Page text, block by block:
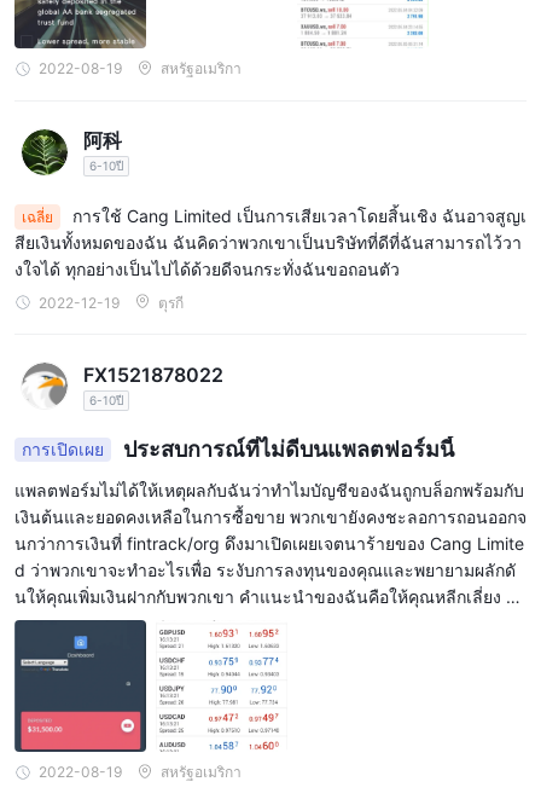
2022-08-19 สหรัฐอเมริกา
阿科
6-10ปี
เฉลี่ย
การใช้ Cang Limited เป็นการเสียเวลาโดยสิ้นเชิง ฉันอาจสูญเ
สียเงินทั้งหมดของฉัน ฉันคิดว่าพวกเขาเป็นบริษัทที่ดีที่ฉันสามารถไว้วา
งใจได้ ทุกอย่างเป็นไปได้ด้วยดีจนกระทั่งฉันขอถอนตัว
2022-12-19 ตุรกี
FX1521878022
6-10ปี
การเปิดเผย ประสบการณ์ที่ไม่ดีบนแพลตฟอร์มนี้
แพลตฟอร์มไม่ได้ให้เหตุผลกับฉันว่าทำไมบัญชีของฉันถูกบล็อกพร้อมกับ
เงินต้นและยอดคงเหลือในการซื้อขาย พวกเขายังคงชะลอการถอนออกจ
นกว่าการเงินที่ fintrack/org ดึงมาเปิดเผยเจตนาร้ายของ Cang Limite
d ว่าพวกเขาจะทำอะไรเพื่อ ระงับการลงทุนของคุณและพยายามผลักดั
นให้คุณเพิ่มเงินฝากกับพวกเขา คำแนะนำของฉันคือให้คุณหลีกเลี่ยง C
ang Limited และเป็นตัวแทนทั้งหมด
2022-08-19 สหรัฐอเมริกา